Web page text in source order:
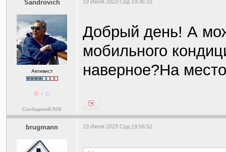
Sandrovich
Активист
Сообщений:509
19 Июля 2023 Срд 19:36:33
Добрый день! А
мобильного
наверное?На
brugmann 19 Июля 2023 Срд 19:56:52